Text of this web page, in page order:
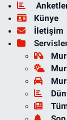
Künye
İletişim